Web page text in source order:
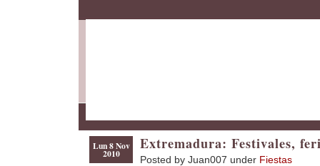
Lun 8 Nov
2010
Extremadura: Festivales,
Posted by Juan007 under Fiestas